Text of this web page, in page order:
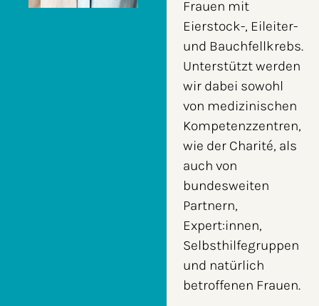
Frauen mit
Eierstock-, Eileiter-
und Bauchfellkrebs.
Unterstützt werden
wir dabei sowohl
von medizinischen
Kompetenzzentren,
wie der Charité, als
auch von
bundesweiten
Partnern,
Expert:innen,
Selbsthilfegruppen
und natürlich
betroffenen Frauen.